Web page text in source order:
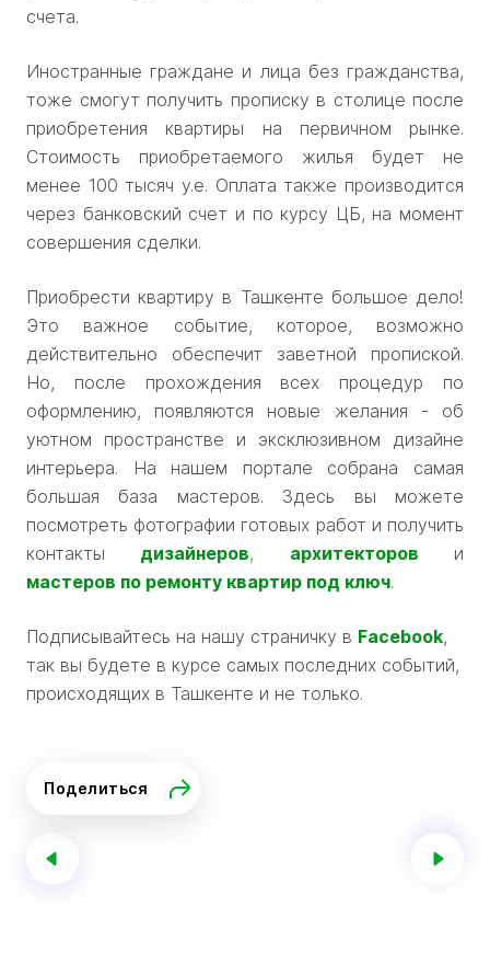
счета.
Иностранные граждане и лица без гражданства,
тоже смогут получить прописку в столице после
приобретения квартиры на первичном рынке.
Стоимость приобретаемого жилья будет не
менее 100 тысяч у.е. Оплата также производится
через банковский счет и по курсу ЦБ, на момент
совершения сделки.
Приобрести квартиру в Ташкенте большое дело!
Это важное событие, которое, возможно
действительно обеспечит заветной пропиской.
Но, после прохождения всех процедур по
оформлению, появляются новые желания - об
уютном пространстве и эксклюзивном дизайне
интерьера. На нашем портале собрана самая
большая база мастеров. Здесь вы можете
посмотреть фотографии готовых работ и получить
контакты дизайнеров, архитекторов и
мастеров по ремонту квартир под ключ.
Подписывайтесь на нашу страничку в Facebook,
так вы будете в курсе самых последних событий,
происходящих в Ташкенте и не только.
Поделиться